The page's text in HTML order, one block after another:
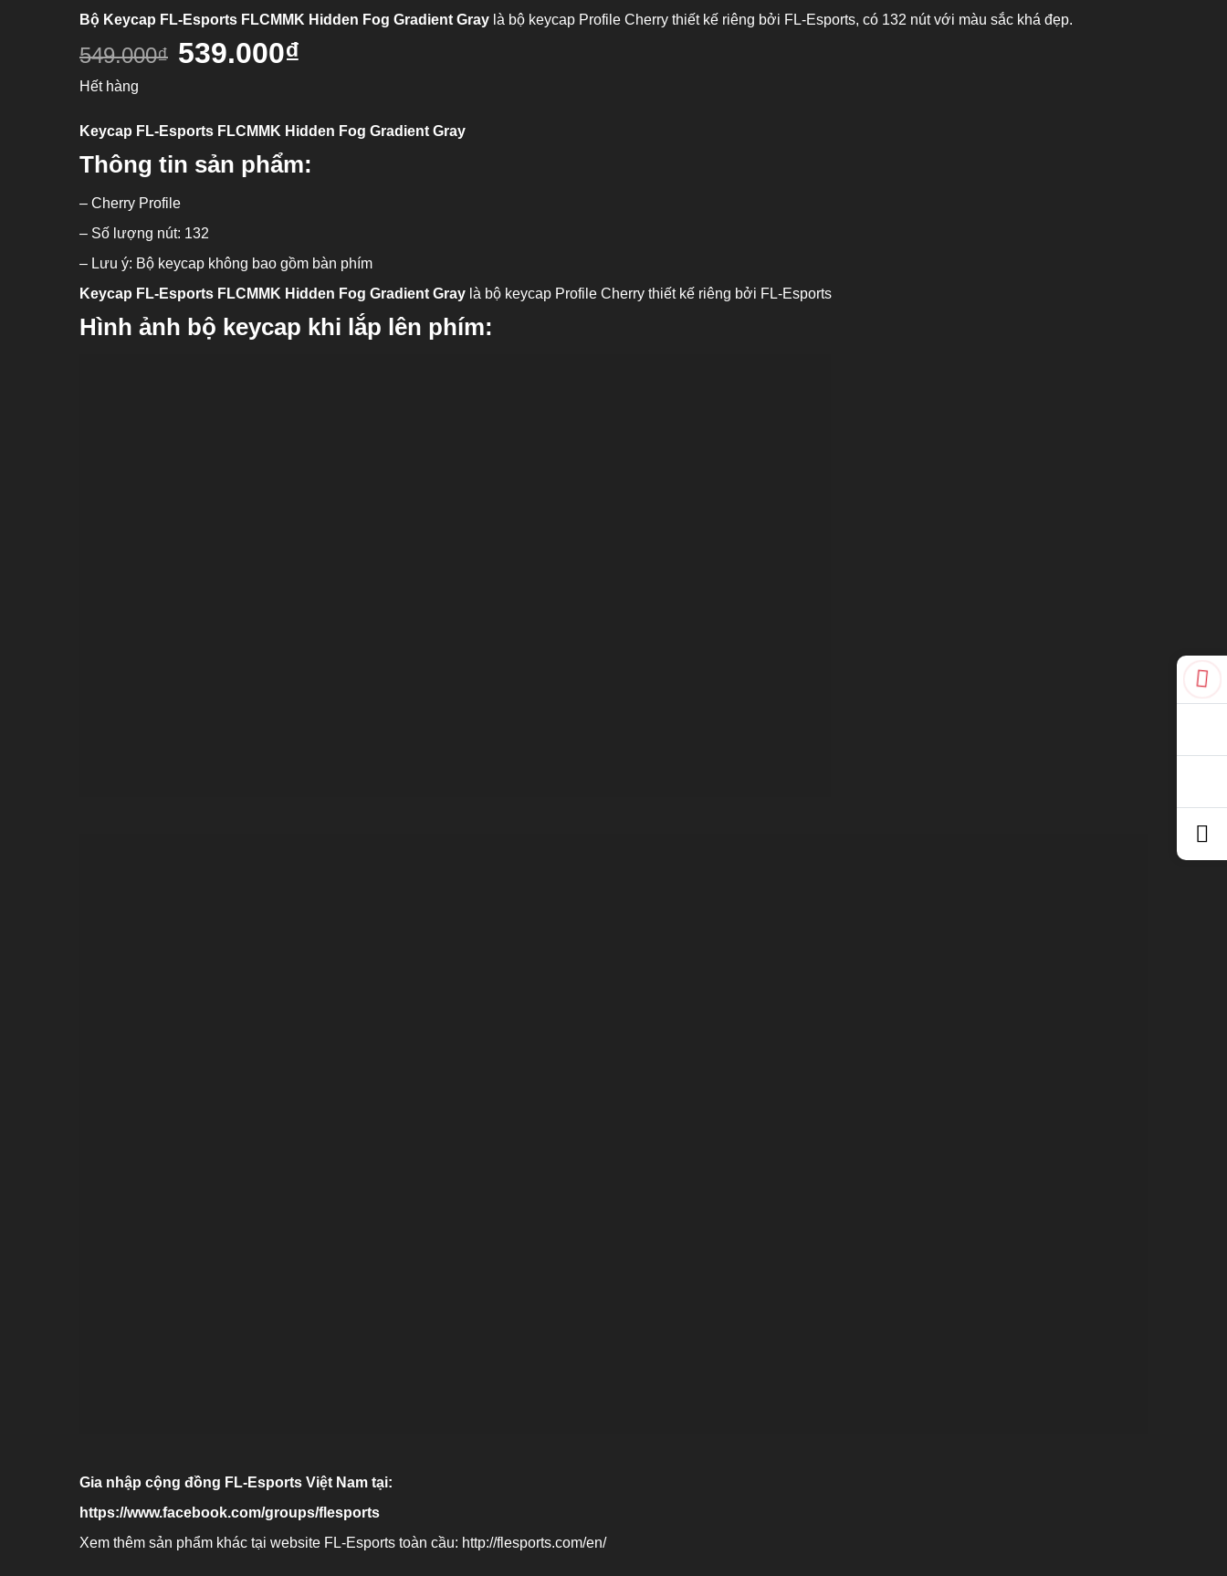
Bộ Keycap FL-Esports FLCMMK Hidden Fog Gradient Gray là bộ keycap Profile Cherry thiết kế riêng bởi FL-Esports, có 132 nút với màu sắc khá đẹp.
549.000₫ 539.000₫
Hết hàng
Keycap FL-Esports FLCMMK Hidden Fog Gradient Gray
Thông tin sản phẩm:
– Cherry Profile
– Số lượng nút: 132
– Lưu ý: Bộ keycap không bao gồm bàn phím
Keycap FL-Esports FLCMMK Hidden Fog Gradient Gray là bộ keycap Profile Cherry thiết kế riêng bởi FL-Esports
Hình ảnh bộ keycap khi lắp lên phím:
Gia nhập cộng đồng FL-Esports Việt Nam tại:
https://www.facebook.com/groups/flesports
Xem thêm sản phẩm khác tại website FL-Esports toàn cầu: http://flesports.com/en/